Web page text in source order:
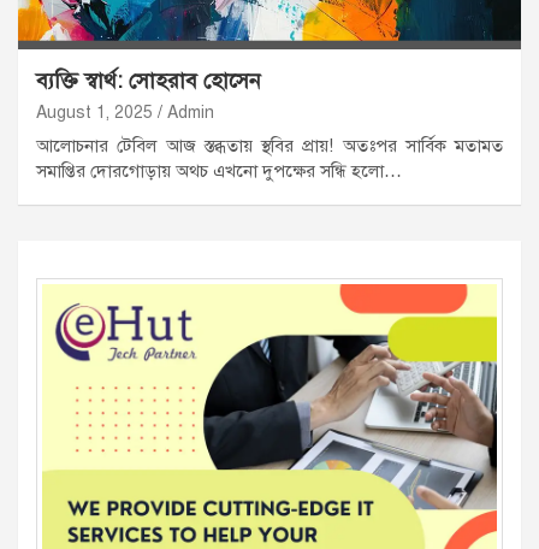
ব্যক্তি স্বার্থ: সোহরাব হোসেন
August 1, 2025 Admin
আলোচনার টেবিল আজ স্তব্ধতায় স্থবির প্রায়! অতঃপর সার্বিক মতামত
সমাপ্তির দোরগোড়ায় অথচ এখনো দুপক্ষের সন্ধি হলো…